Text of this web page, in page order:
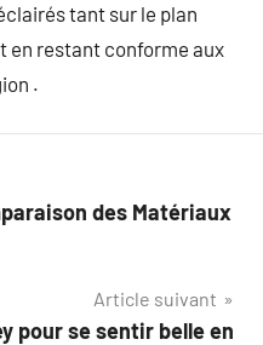
tant sur le plan
en restant conforme aux
.
des Matériaux
Article suivant
pour se sentir belle en